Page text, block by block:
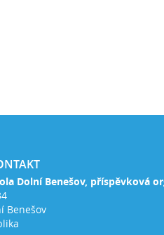
Dolní Benešov, příspěvková
Benešov